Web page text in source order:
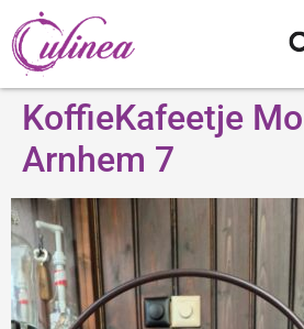
KoffieKafeetje
Arnhem 7